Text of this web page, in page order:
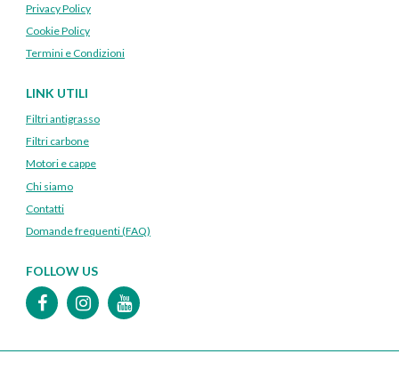
Privacy Policy
Cookie Policy
Termini e Condizioni
LINK UTILI
Filtri antigrasso
Filtri carbone
Motori e cappe
Chi siamo
Contatti
Domande frequenti (FAQ)
FOLLOW US